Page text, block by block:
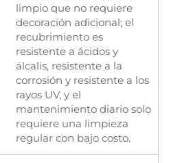
limpio que no requiere
decoración adicional; el
recubrimiento es
resistente a ácidos y
álcalis, resistente a la
corrosión y resistente a los
rayos UV, y el
mantenimiento diario solo
requiere una limpieza
regular con bajo costo.